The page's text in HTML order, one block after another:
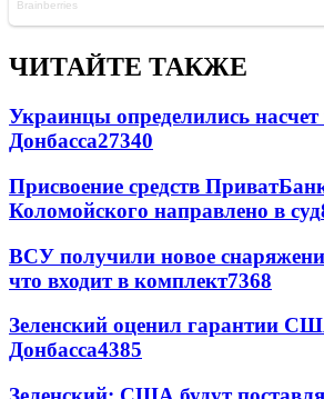
ЧИТАЙТЕ ТАКЖЕ
Украинцы определились
Донбасса27340
Присвоение средств
Коломойского направлено в суд
ВСУ получили новое
что входит в комплект7368
Зеленский оценил гарантии
Донбасса4385